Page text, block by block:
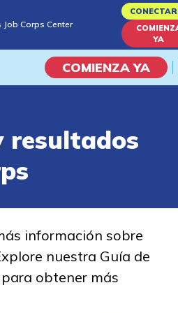
to
content
Job Corps Center
YA
COMIENZA YA
El Campus
académicas
de
resultados
información sobre
nuestra Guía de
obtener más